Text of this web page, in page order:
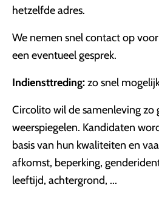
hetzelfde adres.
We nemen snel contact op
een eventueel gesprek.
Indiensttreding:zo snel
Circolito wil de samenleving zo
weerspiegelen. Kandidaten
basis van hun kwaliteiten en
afkomst, beperking,
leeftijd, achtergrond, ...